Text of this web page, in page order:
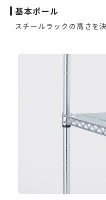
基本ポール
スチールラックの高さを